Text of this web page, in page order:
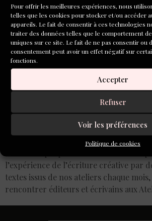
Pour offrir les meilleures expériences, nous
telles que les cookies pour stocker et/ou accéder
appareils. Le fait de consentir à ces technologies
traiter des données telles que le comportement
uniques sur ce site. Le fait de ne pas consentir ou
consentement peut avoir un effet négatif sur
fonctions.
Accepter
Refuser
Voir les préférences
Politique de cookies
l’expérience de l’écriture créative par
textes issus de nos ateliers chaque
rencontrer éditeurs et écrivains aux